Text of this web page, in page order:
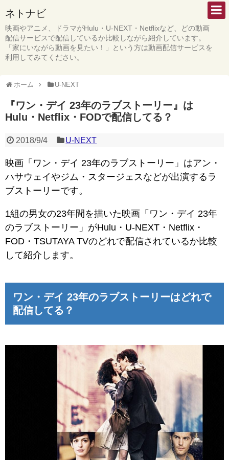
ネトナビ
映画やアニメ、ドラマがHulu・U-NEXT・Netflixなど、どの動画
配信サービスで配信しているか比較しながら紹介しています。
「家にいながら動画を見たい！」という方は動画配信サービスを
利用してみてください。
ホーム U-NEXT
『ワン・デイ 23年のラブストーリー』は
Hulu・Netflix・FODで配信してる？
2018/9/4 U-NEXT
映画「ワン・デイ 23年のラブストーリー」はアン・
ハサウェイやジム・スタージェスなどが出演するラ
ブストーリーです。
1組の男女の23年間を描いた映画「ワン・デイ 23年
のラブストーリー」がHulu・U-NEXT・Netflix・
FOD・TSUTAYA TVのどれで配信されているか比較
して紹介します。
ワン・デイ 23年のラブストーリーはどれで
配信してる？